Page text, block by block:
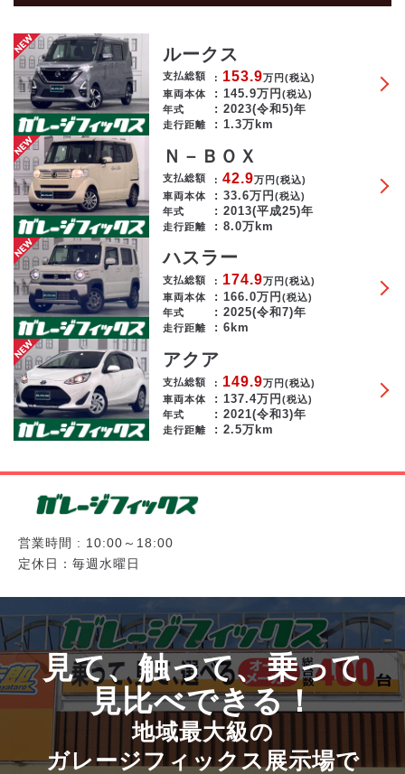
ルークス
支払総額 153.9万円(税込)
車両本体
145.9万円(税込)
年式
2023(令和5)年
走行距離 1.3万km
Ｎ－ＢＯＸ
支払総額 42.9万円(税込)
車両本体
33.6万円(税込)
年式
2013(平成25)年
走行距離 8.0万km
ハスラー
支払総額 174.9万円(税込)
車両本体
166.0万円(税込)
年式
2025(令和7)年
走行距離 6km
アクア
支払総額 149.9万円(税込)
車両本体
137.4万円(税込)
年式
2021(令和3)年
走行距離 2.5万km
営業時間 : 10:00～18:00
定休日：毎週水曜日
見て、触って、乗って
見比べできる！
地域最大級の
ガレージフィックス展示場で